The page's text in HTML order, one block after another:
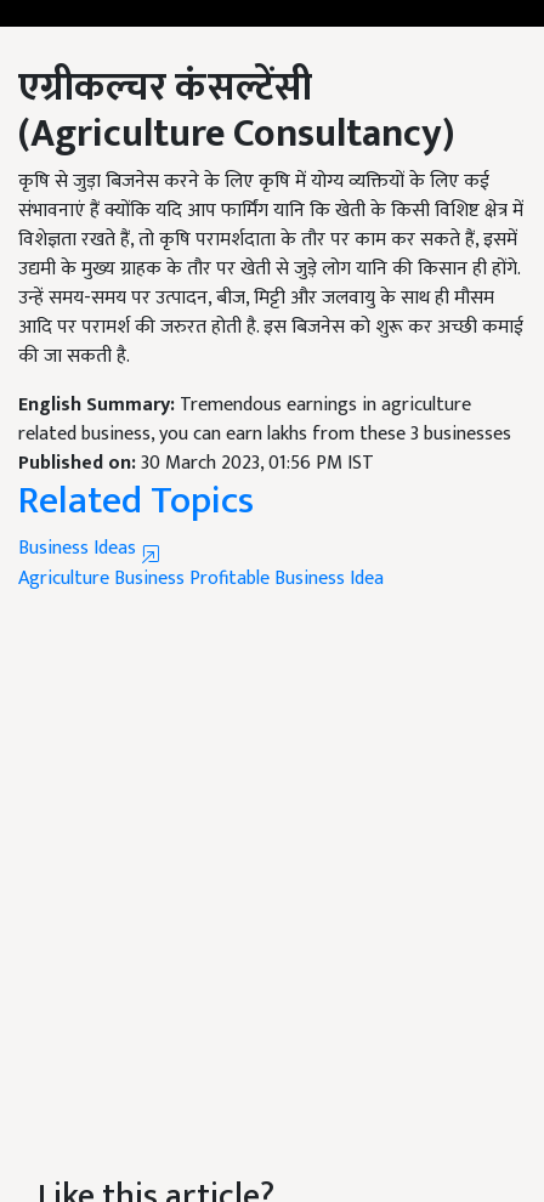
एग्रीकल्चर कंसल्टेंसी
(Agriculture Consultancy)
कृषि से जुड़ा बिजनेस करने के लिए कृषि में योग्य व्यक्तियों के लिए कई
संभावनाएं हैं क्योंकि यदि आप फार्मिंग यानि कि खेती के किसी विशिष्ट क्षेत्र में
विशेज्ञता रखते हैं, तो कृषि परामर्शदाता के तौर पर काम कर सकते हैं, इसमें
उद्यमी के मुख्य ग्राहक के तौर पर खेती से जुड़े लोग यानि की किसान ही होंगे.
उन्हें समय-समय पर उत्पादन, बीज, मिट्टी और जलवायु के साथ ही मौसम
आदि पर परामर्श की जरुरत होती है. इस बिजनेस को शुरू कर अच्छी कमाई
की जा सकती है.
English Summary:Tremendous earnings in agriculture
related business, you can earn lakhs from these 3 businesses
Published on:30 March 2023, 01:56 PM IST
Related Topics
Business Ideas
Agriculture Business Profitable Business Idea